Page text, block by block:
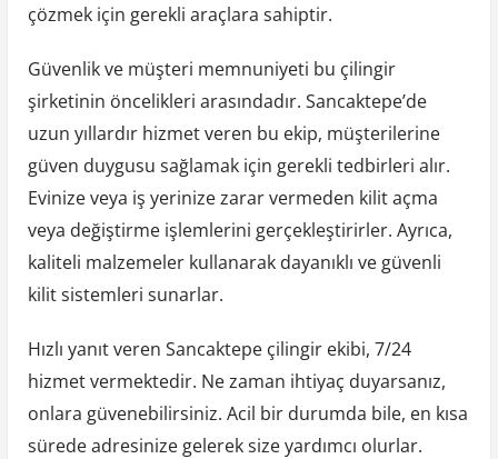
çözmek için gerekli araçlara sahiptir.
Güvenlik ve müşteri memnuniyeti bu çilingir
şirketinin öncelikleri arasındadır. Sancaktepe’de
uzun yıllardır hizmet veren bu ekip, müşterilerine
güven duygusu sağlamak için gerekli tedbirleri alır.
Evinize veya iş yerinize zarar vermeden kilit açma
veya değiştirme işlemlerini gerçekleştirirler. Ayrıca,
kaliteli malzemeler kullanarak dayanıklı ve güvenli
kilit sistemleri sunarlar.
Hızlı yanıt veren Sancaktepe çilingir ekibi, 7/24
hizmet vermektedir. Ne zaman ihtiyaç duyarsanız,
onlara güvenebilirsiniz. Acil bir durumda bile, en kısa
sürede adresinize gelerek size yardımcı olurlar.